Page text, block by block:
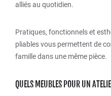
alliés au quotidien.
Pratiques, fonctionnels et
pliables vous permettent de
famille dans une même pièce.
QUELS MEUBLES POUR UN